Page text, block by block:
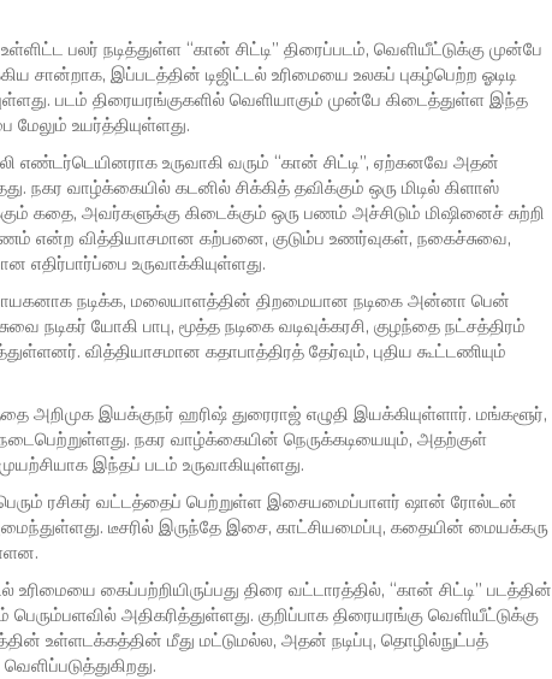
பலர் நடித்துள்ள “கான் சிட்டி” திரைப்படம், வெளியீட்டுக்கு முன்பே
சான்றாக, இப்படத்தின் டிஜிட்டல் உரிமையை உலகப் புகழ்பெற்ற ஓடிடி
படம் திரையரங்குகளில் வெளியாகும் முன்பே கிடைத்துள்ள இந்த
உயர்த்தியுள்ளது.
உருவாகி வரும் “கான் சிட்டி”, ஏற்கனவே அதன்
நகர வாழ்க்கையில் கடனில் சிக்கித் தவிக்கும் ஒரு மிடில் கிளாஸ்
அவர்களுக்கு கிடைக்கும் ஒரு பணம் அச்சிடும் மிஷினைச் சுற்றி
என்ற வித்தியாசமான கற்பனை, குடும்ப உணர்வுகள், நகைச்சுவை,
எதிர்பார்ப்பை உருவாக்கியுள்ளது.
நடிக்க, மலையாளத்தின் திறமையான நடிகை அன்னா பென்
யோகி பாபு, மூத்த நடிகை வடிவுக்கரசி, குழந்தை நட்சத்திரம்
வித்தியாசமான கதாபாத்திரத் தேர்வும், புதிய கூட்டணியும்
அறிமுக இயக்குநர் ஹரிஷ் துரைராஜ் எழுதி இயக்கியுள்ளார். மங்களூர்,
நகர வாழ்க்கையின் நெருக்கடியையும், அதற்குள்
இந்தப் படம் உருவாகியுள்ளது.
ரசிகர் வட்டத்தைப் பெற்றுள்ள இசையமைப்பாளர் ஷான் ரோல்டன்
டீசரில் இருந்தே இசை, காட்சியமைப்பு, கதையின் மையக்கரு
கைப்பற்றியிருப்பது திரை வட்டாரத்தில், “கான் சிட்டி” படத்தின்
அதிகரித்துள்ளது. குறிப்பாக திரையரங்கு வெளியீட்டுக்கு
உள்ளடக்கத்தின் மீது மட்டுமல்ல, அதன் நடிப்பு, தொழில்நுட்பத்